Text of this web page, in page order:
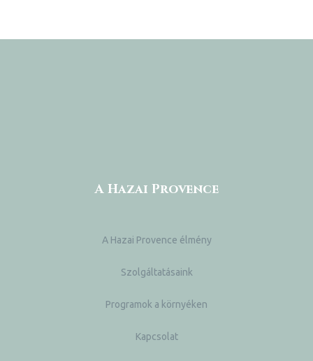
A Hazai Provence
A Hazai Provence élmény
Szolgáltatásaink
Programok a környéken
Kapcsolat